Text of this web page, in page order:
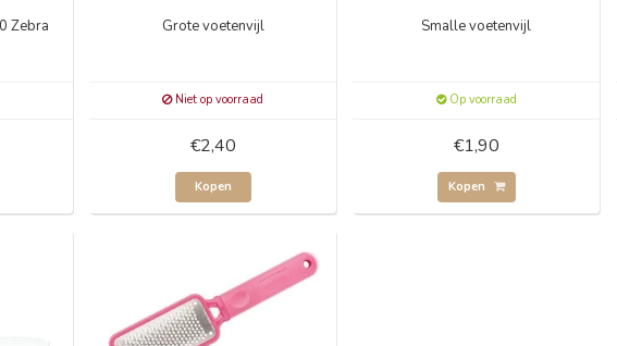
Zebra Grote voetenvijl
Niet op voorraad
€2,40
Kopen
Smalle voetenvijl
Op voorraad
€1,90
Kopen